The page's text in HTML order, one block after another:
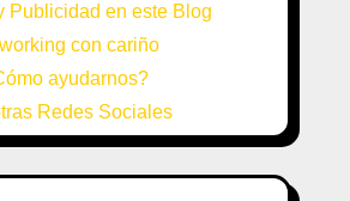
Publicidad en este Blog
con cariño
ayudarnos?
Redes Sociales